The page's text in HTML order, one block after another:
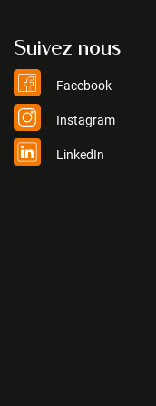
Suivez nous
Facebook
Instagram
LinkedIn